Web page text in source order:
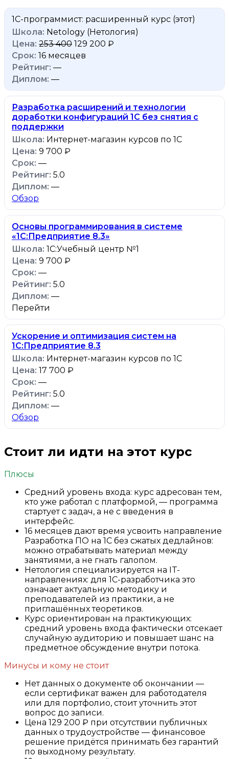
1C-программист: расширенный курс (этот)
Netology (Нетология)
253 400 129 200 ₽
16 месяцев
—
—
Разработка расширений и технологии
доработки конфигураций 1С без снятия с
поддержки
Интернет-магазин курсов по 1С
9 700 ₽
—
5.0
—
Обзор
Основы программирования в системе
«1C:Предприятие 8.3»
1С:Учебный центр №1
9 700 ₽
—
5.0
—
Перейти
Ускорение и оптимизация систем на
1С:Предприятие 8.3
Интернет-магазин курсов по 1С
17 700 ₽
—
5.0
—
Обзор
Стоит ли идти на этот курс
Плюсы
Средний уровень входа: курс адресован тем,
кто уже работал с платформой, — программа
стартует с задач, а не с введения в
интерфейс.
16 месяцев дают время усвоить направление
Разработка ПО на 1С без сжатых дедлайнов:
можно отрабатывать материал между
занятиями, а не гнать галопом.
Нетология специализируется на IT-
направлениях: для 1С-разработчика это
означает актуальную методику и
преподавателей из практики, а не
приглашённых теоретиков.
Курс ориентирован на практикующих:
средний уровень входа фактически отсекает
случайную аудиторию и повышает шанс на
предметное обсуждение внутри потока.
Минусы и кому не стоит
Нет данных о документе об окончании —
если сертификат важен для работодателя
или для портфолио, стоит уточнить этот
вопрос до записи.
Цена 129 200 ₽ при отсутствии публичных
данных о трудоустройстве — финансовое
решение придётся принимать без гарантий
по выходному результату.